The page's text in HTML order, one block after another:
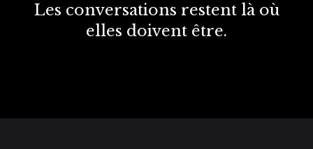
Les conversations restent là où
elles doivent être.